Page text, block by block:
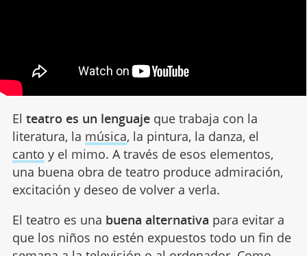
El teatro es un lenguajeque trabaja con la
literatura, la música, la pintura, la danza, el
canto y el mimo. A través de esos elementos,
una buena obra de teatro produce admiración,
excitación y deseo de volver a verla.
El teatro es una buena alternativa para evitar a
que los niños no estén expuestos todo un fin de